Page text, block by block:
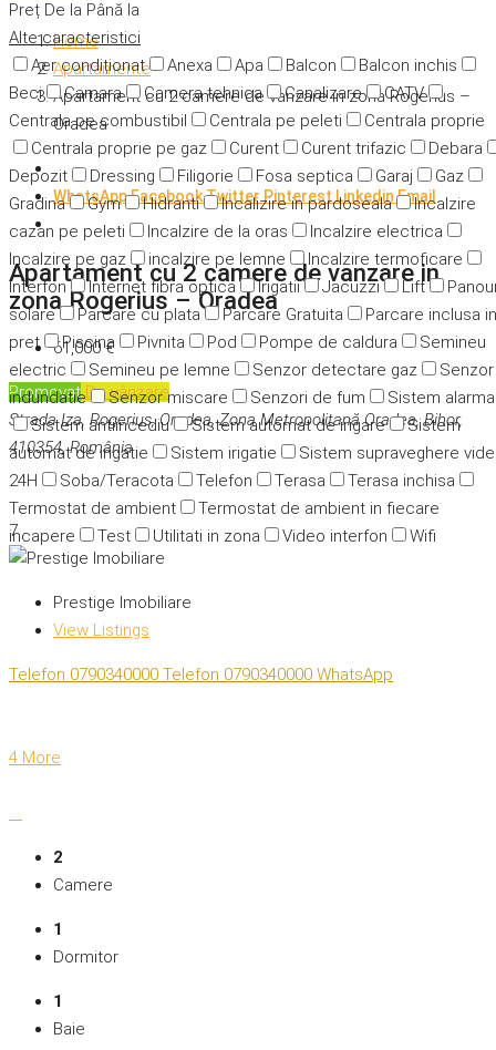
Preț De la Până la
Alte caracteristici
Aer condiționat
Anexa Apa Balcon
Balcon inchis
Beci
Camara Camera tehnica Canalizare
CATV
Centrala pe combustibil
Centrala pe peleti
Centrala proprie
Centrala proprie pe gaz
Curent Curent trifazic
Debara
Depozit
Dressing Filigorie Fosa septica Garaj
Gaz
Gradina
Gym Hidranti Incalizire in pardoseala
Incalzire
cazan pe peleti
Incalzire de la oras
Incalzire electrica
Incalzire pe gaz
incalzire pe lemne
Incalzire termoficare
Interfon
Internet fibra optica Irigatii Jacuzzi Lift
solare
Parcare cu plata Parcare Gratuita
Parcare inclusa in
pret
Piscina Pivnita Pod Pompe de caldura
Semineu
electric
Semineu pe lemne Senzor detectare gaz
Senzor
indundatie
Senzor miscare Senzori de fum
Sistem alarma
Sistem antiincediu
Sistem automat de irigare
Sistem
automat de irigatie
Sistem irigatie
Sistem supraveghere
24H
Soba/Teracota Telefon Terasa
Terasa inchisa
Termostat de ambient
Termostat de ambient in fiecare
incapere
Test Utilitati in zona Video interfon Wifi
Home
Apartamente
Apartament cu 2 camere de vanzare in zona Rogerius –
Oradea
WhatsAppFacebookTwitter Pinterest LinkedinEmail
Apartament cu 2 camere de vanzare in
zona Rogerius – Oradea
61,000 €
PromovatDe vânzare
Strada Iza, Rogerius, Oradea, Zona Metropolitană Oradea, Bihor,
410354, România
7
Prestige Imobiliare
View Listings
Telefon 0790340000 Telefon 0790340000 WhatsApp
4 More
2
Camere
1
Dormitor
1
Baie